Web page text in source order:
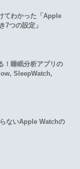
てわかった「Apple
7つの設定」
！睡眠分析アプリの
SleepWatch,
ないApple Watchの